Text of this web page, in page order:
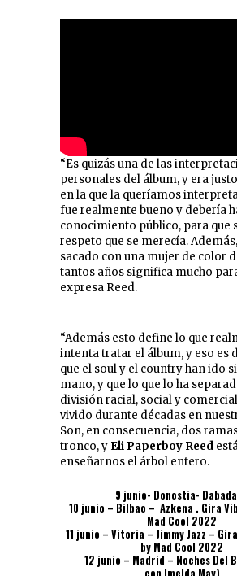
“Es quizás una de las
personales del álbum, y era
en la que la queríamos
fue realmente bueno y debería
conocimiento público, para que
respeto que se merecía.
sacado con una mujer de color
tantos años significa mucho
expresa Reed.
“Además esto define lo que
intenta tratar el álbum, y eso es
que el soul y el country han ido
mano, y que lo que lo ha
división racial, social y
vivido durante décadas en
Son, en consecuencia, dos
tronco, y Eli Paperboy Reed
enseñarnos el árbol entero.
9 junio- Donostia-
10 junio – Bilbao – Azkena . Gira
Mad Cool 2022
11 junio – Vitoria – Jimmy Jazz –
by Mad Cool 2022
12 junio – Madrid – Noches Del